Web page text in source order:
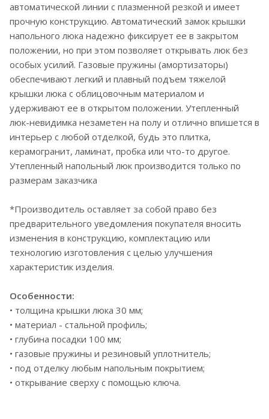
автоматической линии с плазменной резкой и имеет
прочную конструкцию. Автоматический замок крышки
напольного люка надежно фиксирует ее в закрытом
положении, но при этом позволяет открывать люк без
особых усилий. Газовые пружины (амортизаторы)
обеспечивают легкий и плавный подъем тяжелой
крышки люка с облицовочным материалом и
удерживают ее в открытом положении. Утепленный
люк-невидимка незаметен на полу и отлично впишется в
интерьер с любой отделкой, будь это плитка,
керамогранит, ламинат, пробка или что-то другое.
Утепленный напольный люк производится только по
размерам заказчика
*Производитель оставляет за собой право без
предварительного уведомления покупателя вносить
изменения в конструкцию, комплектацию или
технологию изготовления с целью улучшения
характеристик изделия.
Особенности:
• толщина крышки люка 30 мм;
• материал - стальной профиль;
• глубина посадки 100 мм;
• газовые пружины и резиновый уплотнитель;
• под отделку любым напольным покрытием;
• открывание сверху с помощью ключа.